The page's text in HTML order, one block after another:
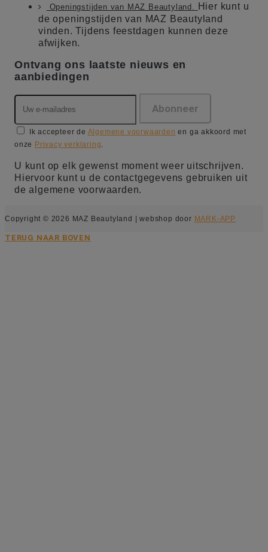
Openingstijden van MAZ Beautyland.
Hier kunt u
de openingstijden van MAZ Beautyland
vinden. Tijdens feestdagen kunnen deze
afwijken.
Ontvang ons laatste nieuws en
aanbiedingen
Ik accepteer de Algemene voorwaarden en ga akkoord met
onze Privacy verklaring
U kunt op elk gewenst moment weer uitschrijven.
Hiervoor kunt u de contactgegevens gebruiken uit
de algemene voorwaarden.
Copyright © 2026 MAZ Beautyland | webshop door MARK-APP
TERUG NAAR BOVEN